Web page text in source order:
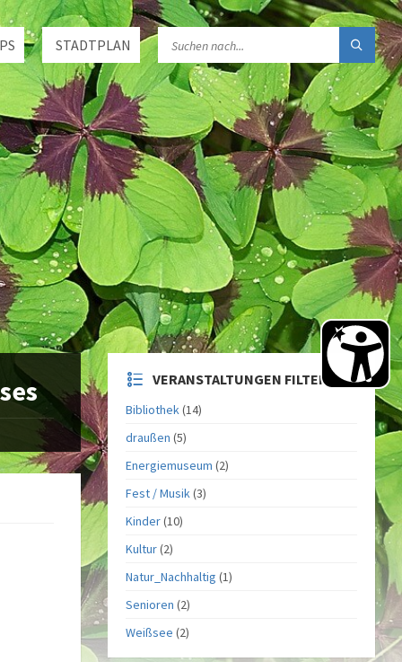
STADTPLAN
VERANSTALTUNGEN FILTERN
Bibliothek(14)
draußen (5)
Energiemuseum (2)
Fest / Musik(3)
Kinder(10)
Kultur(2)
Natur_Nachhaltig (1)
Senioren (2)
Weißsee (2)